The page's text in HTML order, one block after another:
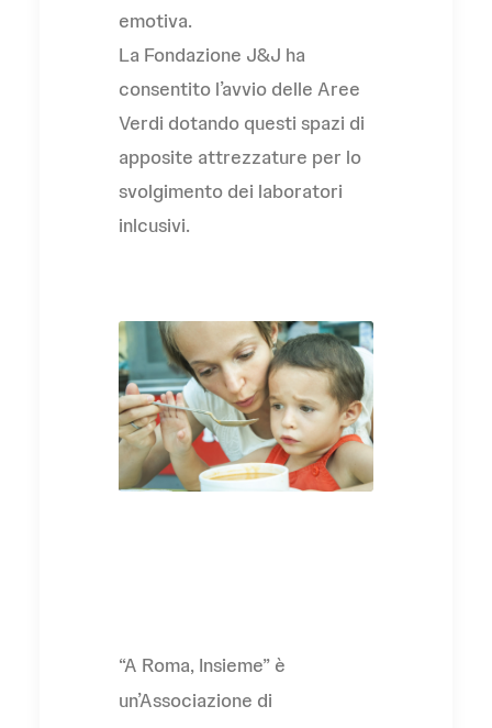
emotiva.
La Fondazione J&J ha
consentito l’avvio delle Aree
Verdi dotando questi spazi di
apposite attrezzature per lo
svolgimento dei laboratori
inlcusivi.
“A Roma, Insieme” è
un’Associazione di